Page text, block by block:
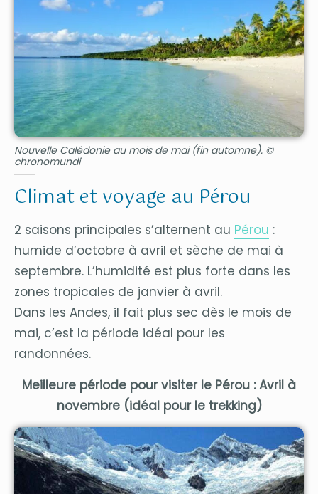
Nouvelle Calédonie au mois de mai (fin automne). ©
chronomundi
Climat et voyage au Pérou
2 saisons principales s’alternent au Pérou :
humide d’octobre à avril et sèche de mai à
septembre. L’humidité est plus forte dans les
zones tropicales de janvier à avril.
Dans les Andes, il fait plus sec dès le mois de
mai, c’est la période idéal pour les
randonnées.
Meilleure période pour visiter le Pérou : Avril à
novembre (idéal pour le trekking)